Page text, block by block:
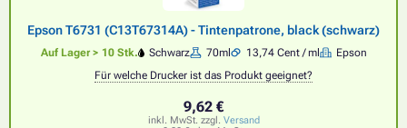
Epson T6731 (C13T67314A) - Tintenpatrone, black (schwarz)
Auf Lager > 10 Stk. Schwarz 70ml 13,74 Cent / ml
Epson
Für welche Drucker ist das Produkt geeignet?
9,62 €
inkl. MwSt. zzgl. Versand